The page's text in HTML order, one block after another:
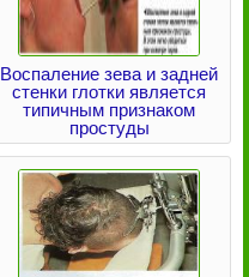
Воспаление зева и задней
стенки глотки является
типичным признаком
простуды